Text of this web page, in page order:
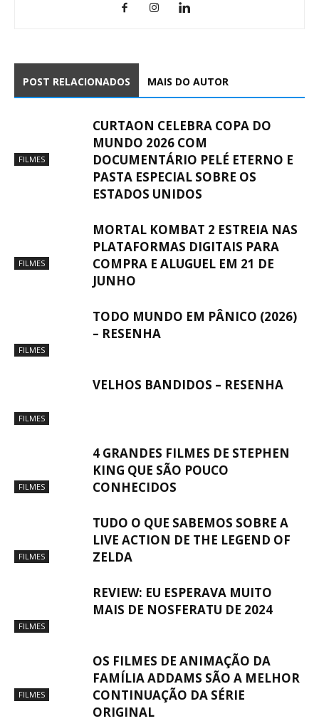
POST RELACIONADOS MAIS DO AUTOR
FILMES
CURTAON CELEBRA COPA DO
MUNDO 2026 COM
DOCUMENTÁRIO PELÉ ETERNO E
PASTA ESPECIAL SOBRE OS
ESTADOS UNIDOS
FILMES
MORTAL KOMBAT 2 ESTREIA NAS
PLATAFORMAS DIGITAIS PARA
COMPRA E ALUGUEL EM 21 DE
JUNHO
FILMES
TODO MUNDO EM PÂNICO (2026)
– RESENHA
FILMES
VELHOS BANDIDOS – RESENHA
FILMES
4 GRANDES FILMES DE STEPHEN
KING QUE SÃO POUCO
CONHECIDOS
FILMES
TUDO O QUE SABEMOS SOBRE A
LIVE ACTION DE THE LEGEND OF
ZELDA
FILMES
REVIEW: EU ESPERAVA MUITO
MAIS DE NOSFERATU DE 2024
FILMES
OS FILMES DE ANIMAÇÃO DA
FAMÍLIA ADDAMS SÃO A MELHOR
CONTINUAÇÃO DA SÉRIE
ORIGINAL